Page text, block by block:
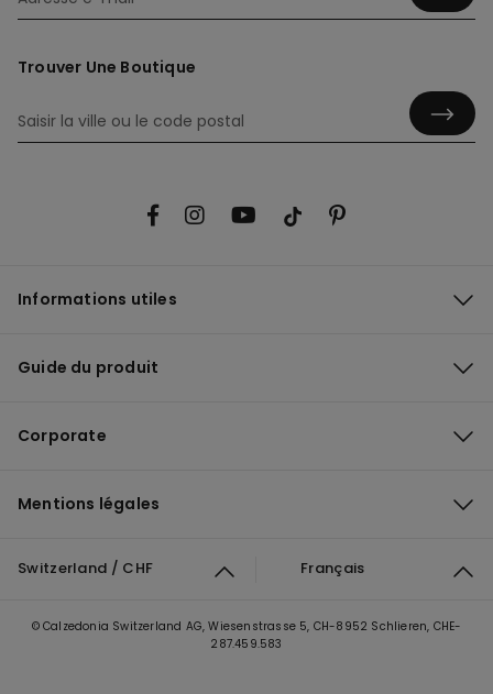
Trouver Une Boutique
Informations utiles
Guide du produit
Corporate
Mentions légales
Switzerland / CHF Français
© Calzedonia Switzerland AG, Wiesenstrasse 5, CH-8952 Schlieren, CHE-
287.459.583